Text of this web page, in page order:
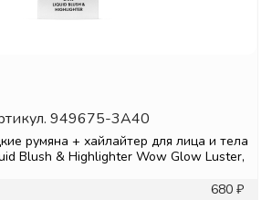
949675-3A40
румяна + хайлайтер для лица и тела
Blush & Highlighter Wow Glow Luster,
680 ₽